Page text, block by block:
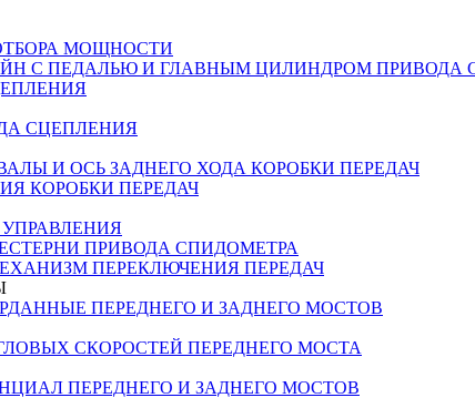
МОЩНОСТИ
С ПЕДАЛЬЮ И ГЛАВНЫМ ЦИЛИНДРОМ ПРИВОДА
СЦЕПЛЕНИЯ
И ОСЬ ЗАДНЕГО ХОДА КОРОБКИ ПЕРЕДАЧ
КОРОБКИ ПЕРЕДАЧ
ПРИВОДА СПИДОМЕТРА
ПЕРЕКЛЮЧЕНИЯ ПЕРЕДАЧ
ПЕРЕДНЕГО И ЗАДНЕГО МОСТОВ
СКОРОСТЕЙ ПЕРЕДНЕГО МОСТА
ПЕРЕДНЕГО И ЗАДНЕГО МОСТОВ